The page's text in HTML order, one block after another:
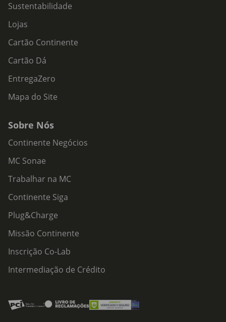
Sustentabilidade
Lojas
Cartão Continente
Cartão Dá
EntregaZero
Mapa do Site
Sobre Nós
Continente Negócios
MC Sonae
Trabalhar na MC
Continente Siga
Plug&Charge
Missão Continente
Inscrição Co-Lab
Intermediação de Crédito